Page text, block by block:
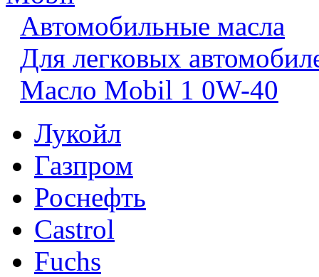
Автомобильные масла
Для легковых
Масло Mobil 1 0W-40
Лукойл
Газпром
Роснефть
Castrol
Fuchs